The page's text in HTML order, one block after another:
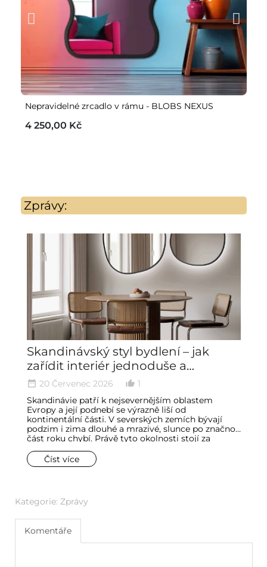
Nepravidelné zrcadlo v rámu - BLOBS NEXUS
4 250,00 Kč
Zprávy:
Skandinávský styl bydlení – jak
zařídit interiér jednoduše a
minimalisticky
date_range 20 Červenec 2026 thumb_up_alt 1
Skandinávie patří k nejsevernějším oblastem
Evropy a její podnebí se výrazně liší od
kontinentální části. V severských zemích bývají
podzim i zima dlouhé a mrazivé, slunce po značnou
část roku chybí. Právě tyto okolnosti stojí za
trendů vychází ze způsobu života, okolní přírody
nebo potřeb spojených s klimatem, ale ve
Číst více
Kategorie: Zprávy
Komentáře